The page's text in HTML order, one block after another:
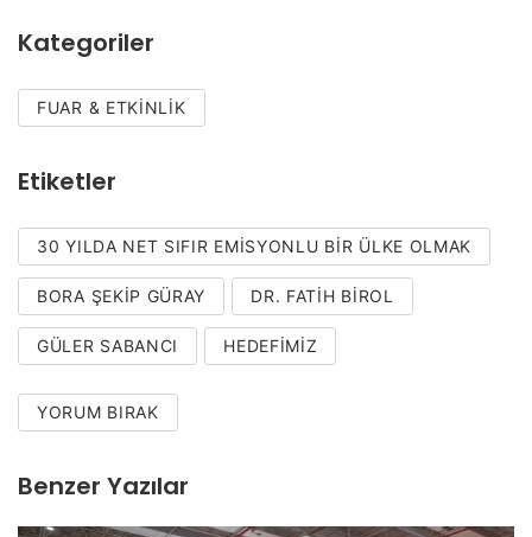
Kategoriler
FUAR & ETKINLIK
Etiketler
30 YILDA NET SIFIR EMISYONLU BIR ÜLKE OLMAK
BORA ŞEKIP GÜRAY DR. FATIH BIROL
GÜLER SABANCI HEDEFIMIZ
YORUM BIRAK
Benzer Yazılar